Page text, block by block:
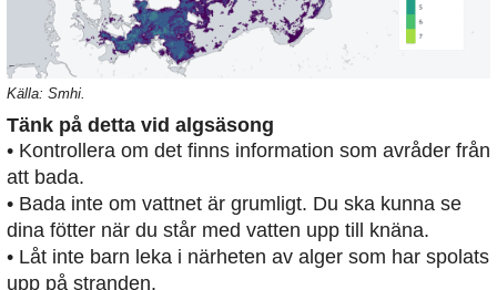
Källa: Smhi.
Tänk på detta vid algsäsong
• Kontrollera om det finns information som avråder från
att bada.
• Bada inte om vattnet är grumligt. Du ska kunna se
dina fötter när du står med vatten upp till knäna.
• Låt inte barn leka i närheten av alger som har spolats
upp på stranden.